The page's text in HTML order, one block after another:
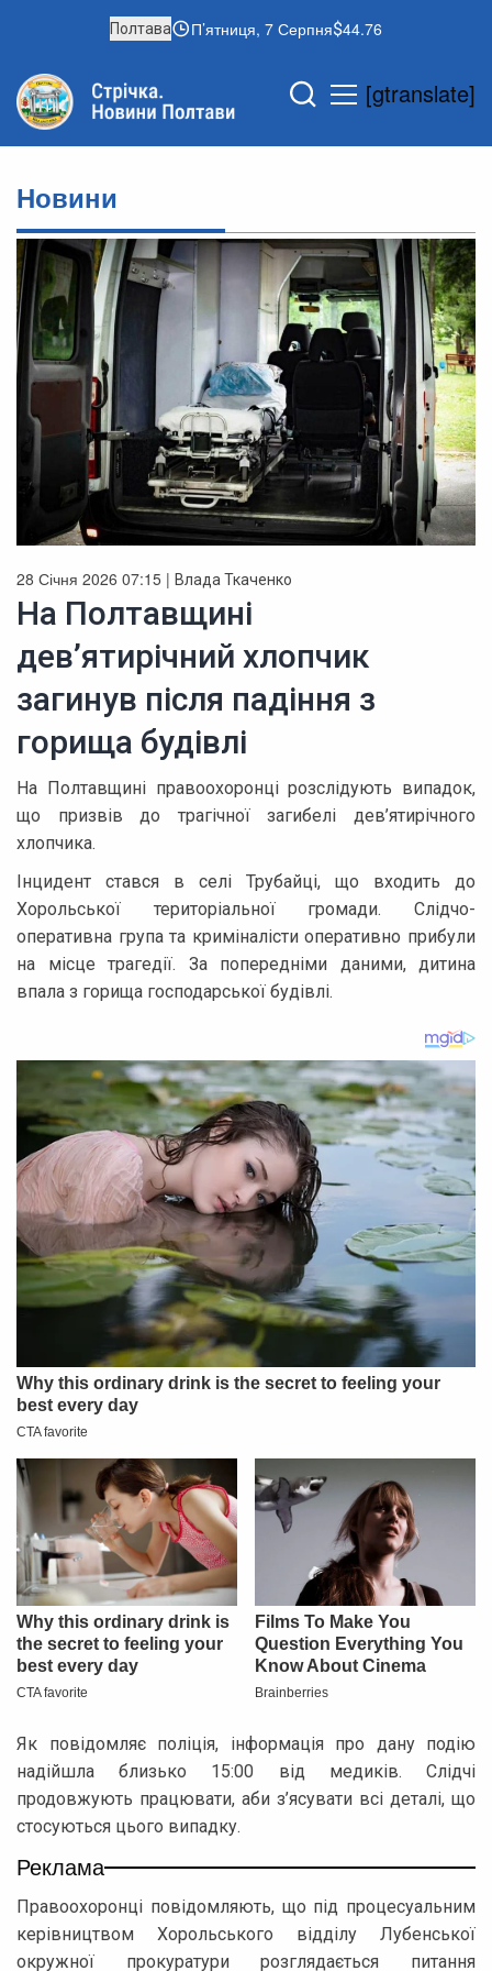
Полтава П’ятниця, 7 Серпня 44.76
[gtranslate]
Новини
28 Січня 2026 07:15 | Влада Ткаченко
На Полтавщині
дев’ятирічний хлопчик
загинув після падіння з
горища будівлі
На Полтавщині правоохоронці розслідують випадок,
що призвів до трагічної загибелі дев’ятирічного
хлопчика.
Інцидент стався в селі Трубайці, що входить до
Хорольської територіальної громади. Слідчо-
оперативна група та криміналісти оперативно прибули
на місце трагедії. За попередніми даними, дитина
впала з горища господарської будівлі.
Як повідомляє поліція, інформація про дану подію
надійшла близько 15:00 від медиків. Слідчі
продовжують працювати, аби з’ясувати всі деталі, що
стосуються цього випадку.
Реклама
Правоохоронці повідомляють, що під процесуальним
керівництвом Хорольського відділу Лубенської
окружної прокуратури розглядається питання